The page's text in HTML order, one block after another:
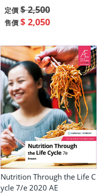
定價 $ 2,500
售價 $ 2,050
Nutrition Through the Life C
ycle 7/e 2020 AE